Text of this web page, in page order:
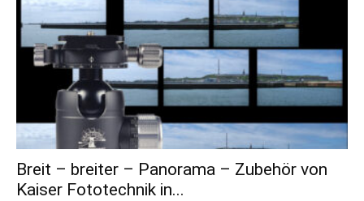
Breit – breiter – Panorama – Zubehör von
Kaiser Fototechnik in...